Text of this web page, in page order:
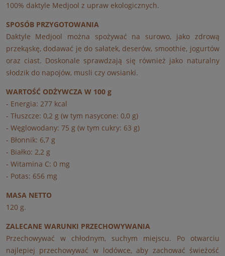
100% daktyle Medjool z upraw ekologicznych.
SPOSÓB PRZYGOTOWANIA
Daktyle Medjool można spożywać na surowo, jako zdrową
przekąskę, dodawać je do sałatek, deserów, smoothie, jogurtów
oraz ciast. Doskonale sprawdzają się również jako naturalny
słodzik do napojów, musli czy owsianki.
WARTOŚĆ ODŻYWCZA W 100 g
- Energia: 277 kcal
- Tłuszcze: 0,2 g (w tym nasycone: 0,0 g)
- Węglowodany: 75 g (w tym cukry: 63 g)
- Błonnik: 6,7 g
- Białko: 2,2 g
- Witamina C: 0 mg
- Potas: 656 mg
MASA NETTO
120 g.
ZALECANE WARUNKI PRZECHOWYWANIA
Przechowywać w chłodnym, suchym miejscu. Po otwarciu
najlepiej przechowywać w lodówce, aby zachować świeżość